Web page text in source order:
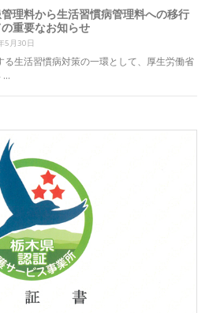
理料から生活習慣病管理料への移行
重要なお知らせ
5月30日
る生活習慣病対策の一環として、厚生労働省
…